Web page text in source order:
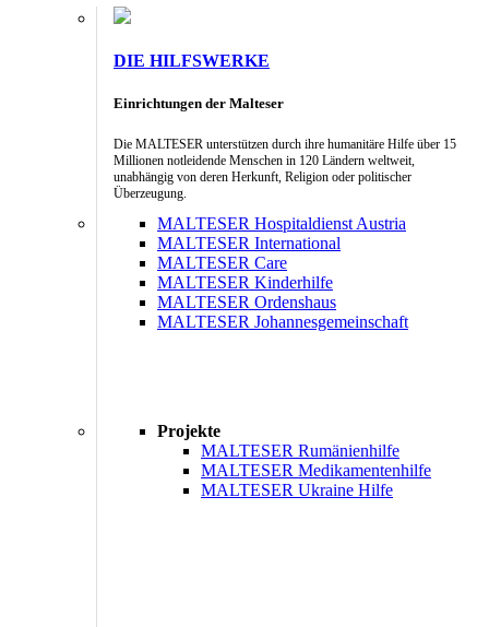
DIE HILFSWERKE
Einrichtungen der Malteser
Die MALTESER unterstützen durch ihre humanitäre Hilfe über 15
Millionen notleidende Menschen in 120 Ländern weltweit,
unabhängig von deren Herkunft, Religion oder politischer
Überzeugung.
MALTESER Hospitaldienst Austria
MALTESER International
MALTESER Care
MALTESER Kinderhilfe
MALTESER Ordenshaus
MALTESER Johannesgemeinschaft
Projekte
MALTESER Rumänienhilfe
MALTESER Medikamentenhilfe
MALTESER Ukraine Hilfe